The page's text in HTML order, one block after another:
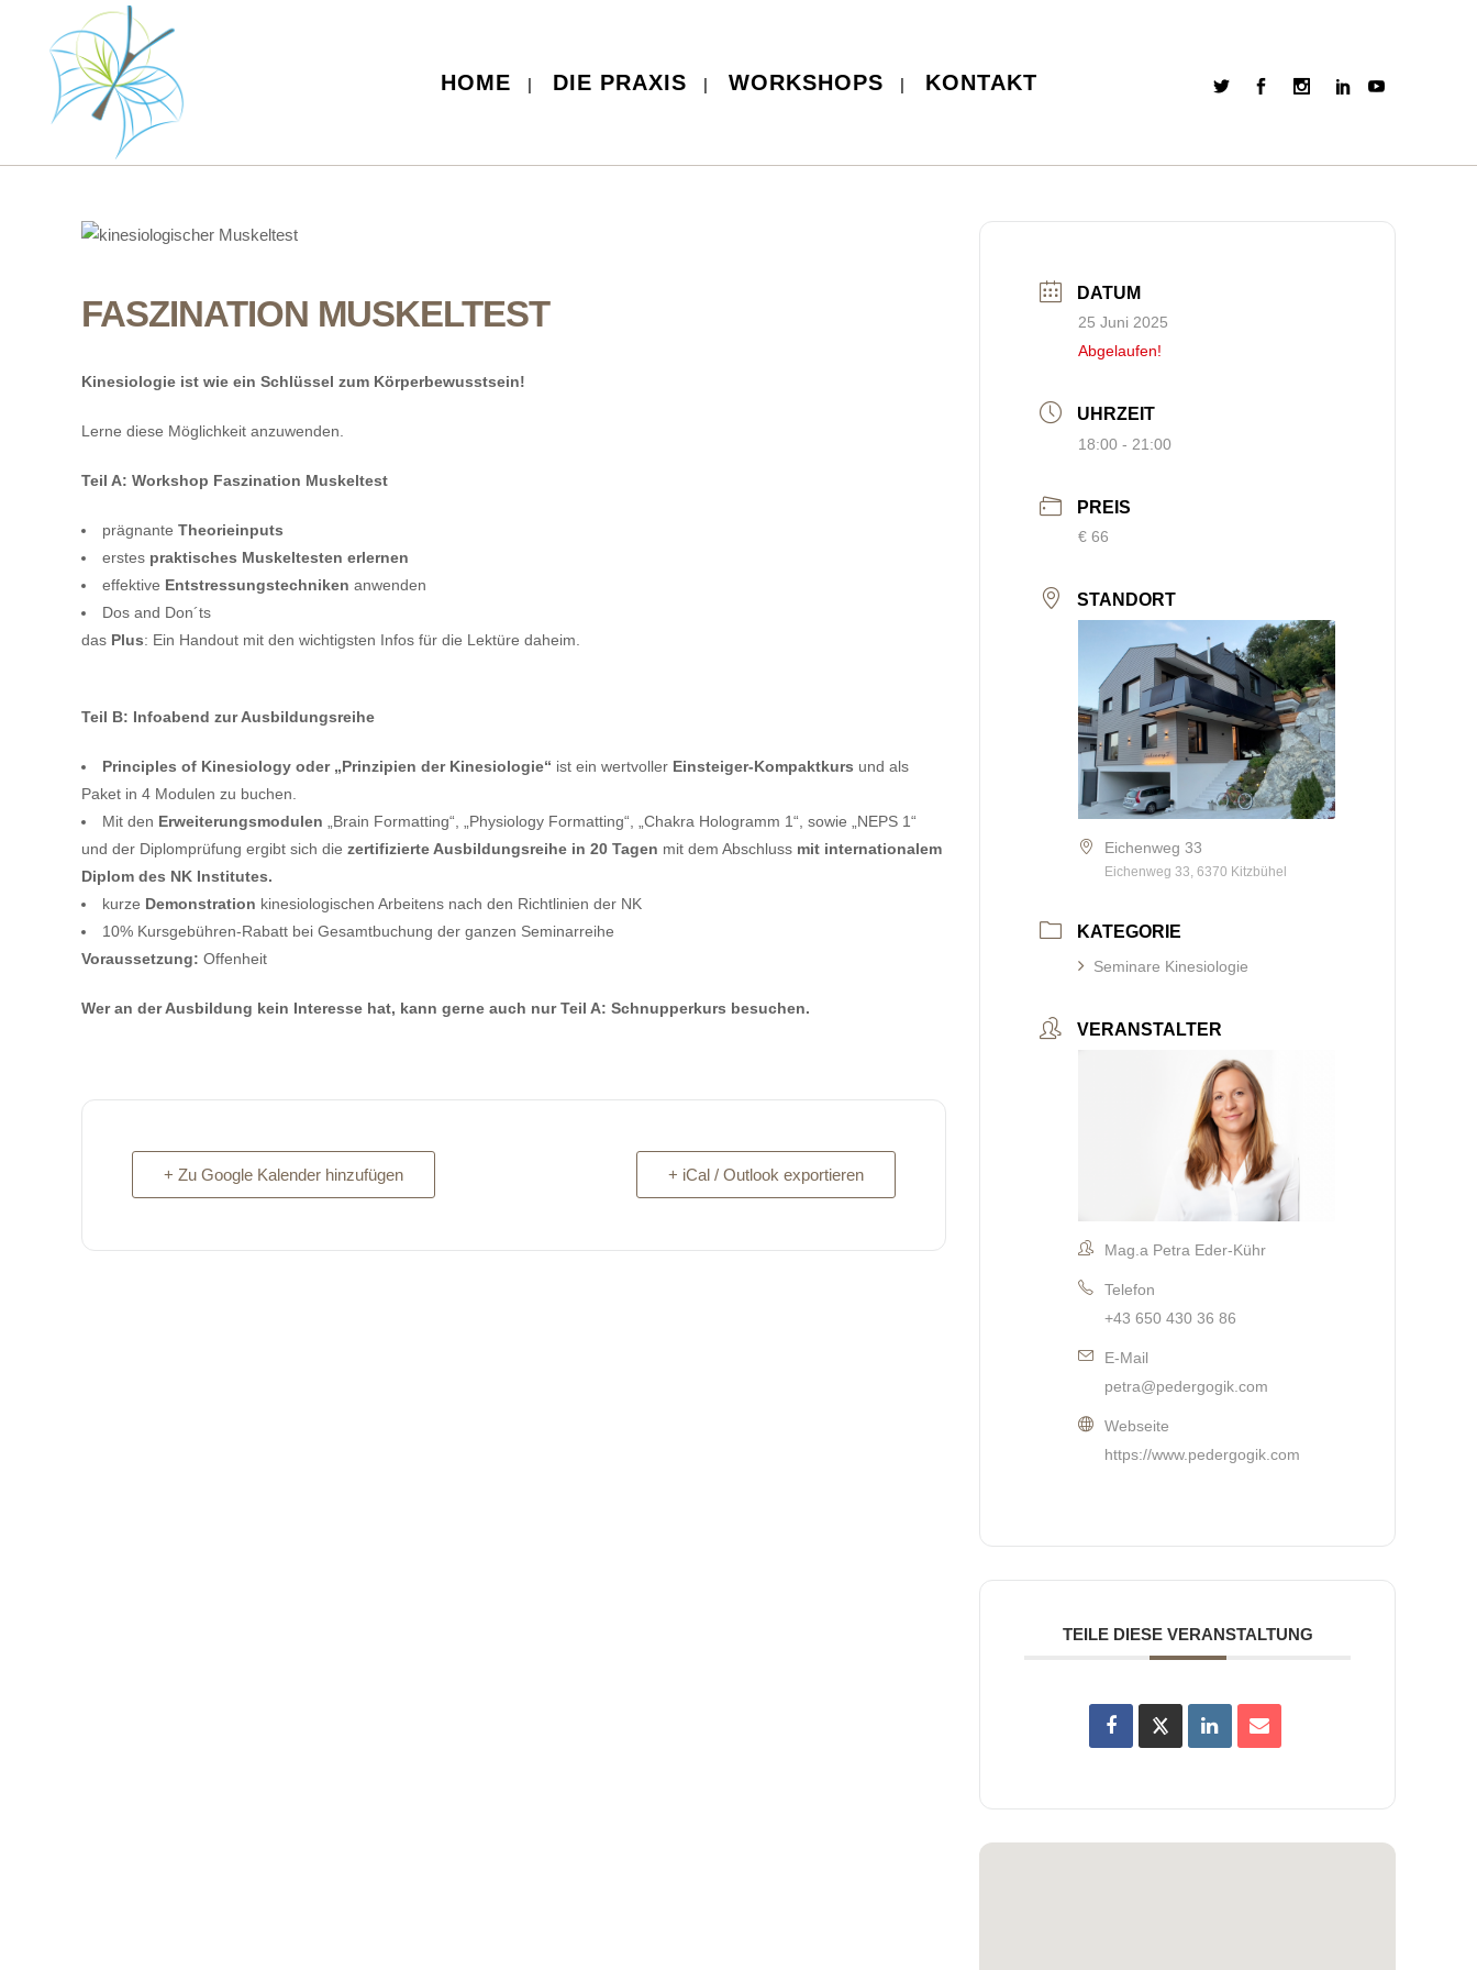
HOME DIE PRAXIS WORKSHOPS KONTAKT
FASZINATION MUSKELTEST
Kinesiologie ist wie ein Schlüssel zum Körperbewusstsein!
Lerne diese Möglichkeit anzuwenden.
Teil A: Workshop Faszination Muskeltest
prägnante Theorieinputs
erstes praktisches Muskeltesten erlernen
effektive Entstressungstechniken anwenden
Dos and Don´ts
das Plus: Ein Handout mit den wichtigsten Infos für die Lektüre daheim.
Teil B: Infoabend zur Ausbildungsreihe
Principles of Kinesiology oder „Prinzipien der Kinesiologie“ ist ein wertvoller Einsteiger-Kompaktkurs und als
Paket in 4 Modulen zu buchen.
Mit den Erweiterungsmodulen „Brain Formatting“, „Physiology Formatting“, „Chakra Hologramm 1“, sowie „NEPS 1“
und der Diplomprüfung ergibt sich die zertifizierte Ausbildungsreihe in 20 Tagen mit dem Abschluss mit internationalem
Diplom des NK Institutes.
kurze Demonstration kinesiologischen Arbeitens nach den Richtlinien der NK
10% Kursgebühren-Rabatt bei Gesamtbuchung der ganzen Seminarreihe
Voraussetzung: Offenheit
Wer an der Ausbildung kein Interesse hat, kann gerne auch nur Teil A: Schnupperkurs besuchen.
+ Zu Google Kalender hinzufügen + iCal / Outlook exportieren
DATUM
25 Juni 2025
Abgelaufen!
UHRZEIT
18:00 - 21:00
PREIS
€ 66
STANDORT
Eichenweg 33
Eichenweg 33, 6370 Kitzbühel
KATEGORIE
Seminare Kinesiologie
VERANSTALTER
Mag.a Petra Eder-Kühr
Telefon
+43 650 430 36 86
E-Mail
petra@pedergogik.com
Webseite
https://www.pedergogik.com
TEILE DIESE VERANSTALTUNG